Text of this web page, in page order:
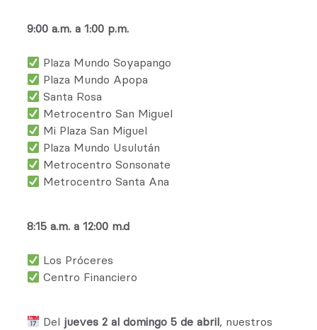
9:00 a.m. a 1:00 p.m.
Plaza Mundo Soyapango
Plaza Mundo Apopa
Santa Rosa
Metrocentro San Miguel
Mi Plaza San Miguel
Plaza Mundo Usulután
Metrocentro Sonsonate
Metrocentro Santa Ana
8:15 a.m. a 12:00 m.d
Los Próceres
Centro Financiero
Del jueves 2 al domingo 5 de abril, nuestros